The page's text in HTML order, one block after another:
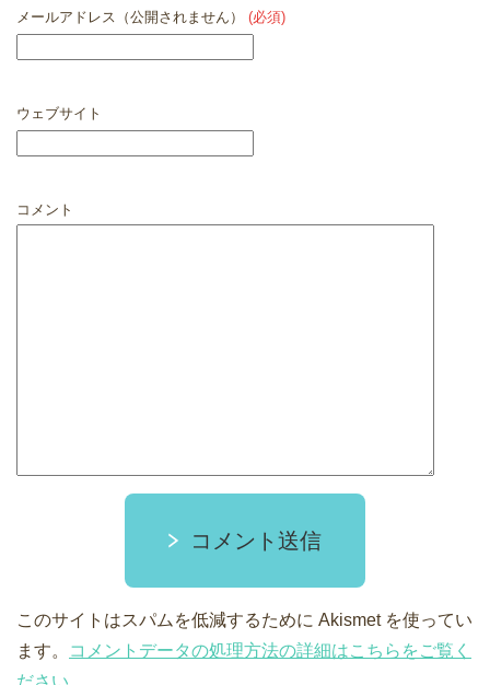
メールアドレス（公開されません） (必須)
ウェブサイト
コメント
コメント送信
このサイトはスパムを低減するために Akismet を使ってい
ます。
コメントデータの処理方法の詳細はこちらをご覧く